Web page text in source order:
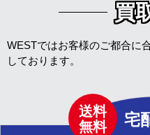
買
WESTではお客様のご都合に
しております。
送料
無料
宅